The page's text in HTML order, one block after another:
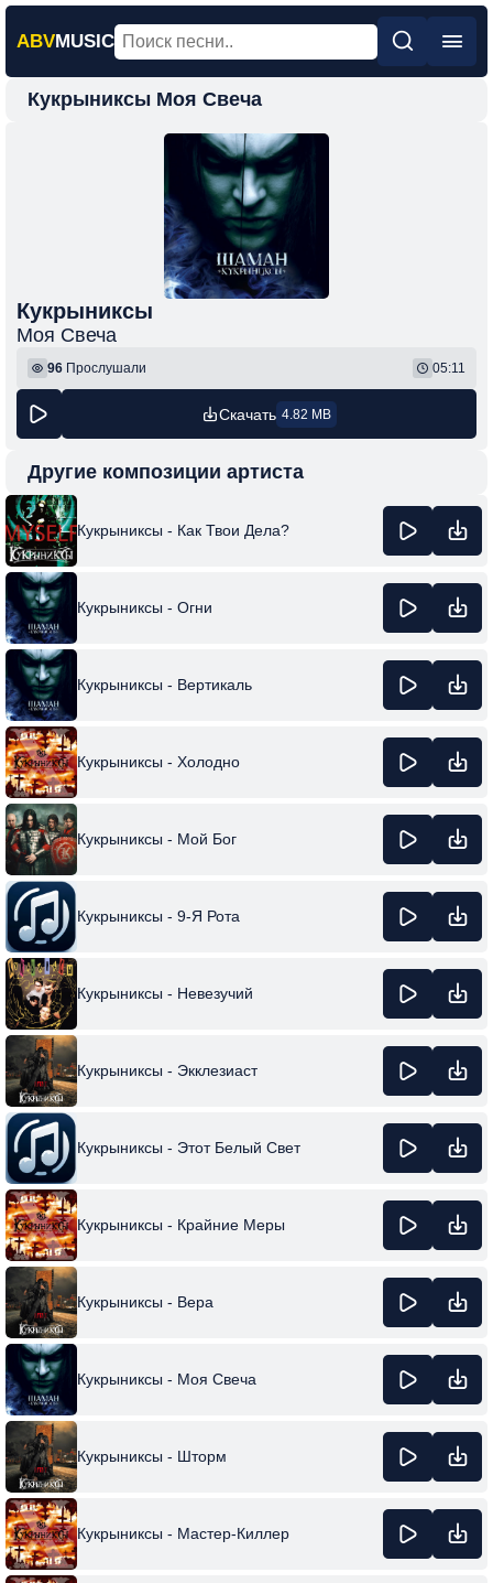
ABVMUSIC
Главная
Шансон
Фонк
Кукрыниксы Моя Свеча
Кукрыниксы
Моя Свеча
96 Прослушали 05:11
Скачать 4.82 MB
Другие композиции артиста
Кукрыниксы - Как Твои Дела?
Кукрыниксы - Огни
Кукрыниксы - Вертикаль
Кукрыниксы - Холодно
Кукрыниксы - Мой Бог
Кукрыниксы - 9-Я Рота
Кукрыниксы - Невезучий
Кукрыниксы - Экклезиаст
Кукрыниксы - Этот Белый Свет
Кукрыниксы - Крайние Меры
Кукрыниксы - Вера
Кукрыниксы - Моя Свеча
Кукрыниксы - Шторм
Кукрыниксы - Мастер-Киллер